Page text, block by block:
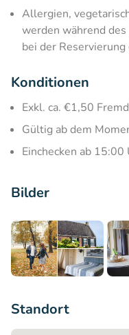
Allergien,
werden während
bei der Reservierung
Konditionen
Exkl. ca. €1,50
Gültig ab dem
Einchecken ab
Bilder
Standort